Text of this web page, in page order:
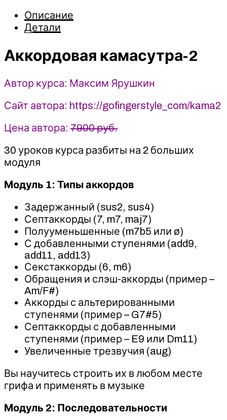
Максим
Описание
Детали
Аккордовая камасутра-2
Автор курса: Максим Ярушкин
Сайт автора: https://gofingerstyle_com/kama2
Цена автора: 7900 руб.
30 уроков курса разбиты на 2 больших
модуля
Модуль 1: Типы аĸĸордов
Задержанный (sus2, sus4)
Септаккорды (7, m7, maj7)
Полууменьшенные (m7b5 или ø)
С добавленными ступенями (add9,
add11, add13)
Секстаккорды (6, m6)
Обращения и слэш-аккорды (пример –
Am/F#)
Аккорды с альтерированными
ступенями (пример – G7#5)
Септаккорды с добавленными
ступенями (пример – E9 или Dm11)
Увеличенные трезвучия (aug)
Вы научитесь строить их в любом месте
грифа и применять в музыке
Модуль 2: Последовательности